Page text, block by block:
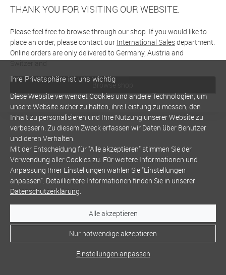
THANK YOU FOR VISITING OUR WEBSITE.
Please feel free to browse through our shop. If you would like to
place an order, please contact our International Salesdepartment.
Online orders are only delivered to Germany, Austria and
Switzerland
Browse shop
Ihre Privatsphäre ist uns wichtig
Diese Website verwendet Cookies und andere Technologien, um
unsere Website sicher zu halten, ihre Leistung zu messen, den
Inhalt zu personalisieren und Ihre Nutzung unserer Website zu
verbessern. Zu diesem Zweck erfassen wir Daten über Benutzer
und deren Verhalten.
Mit der Entscheidung für "Alle akzeptieren" stimmen Sie der
Verwendung aller Cookies zu. Für weitere Informationen und
Anpassung Ihrer Einstellungen wählen Sie "Einstellungen
anpassen". Detailliertere Informationen finden Sie in unserer
Datenschutzerklärung.
Alle akzeptieren
Nur notwendige akzeptieren
Einstellungen anpassen